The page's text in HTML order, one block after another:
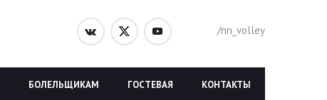
/nn_volley
КОНТАКТЫ
ГОСТЕВАЯ
БОЛЕЛЬЩИКАМ